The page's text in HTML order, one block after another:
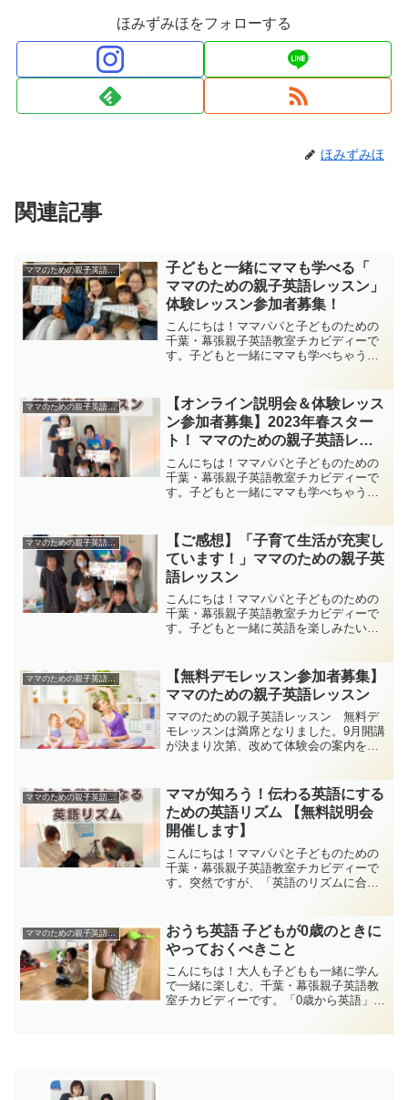
ほみずみほをフォローする
ほみずみほ
関連記事
ママのための親子英語レッスン
子どもと一緒にママも学べる「
ママのための親子英語レッスン」
体験レッスン参加者募集！
こんにちは！ママパパと子どものための
千葉・幕張親子英語教室チカビディーで
す。子どもと一緒にママも学べちゃう
しました！おうちで子どもと一緒に英語
を楽しみたい！でも自分は...
ママのための親子英語レッスン
【オンライン説明会＆体験レッス
ン参加者募集】2023年春スター
ト！ ママのための親子英語レッ
スン
こんにちは！ママパパと子どものための
千葉・幕張親子英語教室チカビディーで
す。子どもと一緒にママも学べちゃう
開始しました！！おうちで子どもと一緒
に英語を楽しみたい！でも...
【ご感想】「子育て生活が充実し
ています！」ママのための親子英
語レッスン
こんにちは！ママパパと子どものための
千葉・幕張親子英語教室チカビディーで
す。子どもと一緒に英語を楽しみたい、
「ママのための親子英語レッスン」昨年9
月に開講した1期にご参加...
ママのための親子英語レッスン
【無料デモレッスン参加者募集】
ママのための親子英語レッスン
ママのための親子英語レッスン 無料デ
モレッスンは満席となりました。9月開講
が決まり次第、改めて体験会の案内をい
ます。→公式LINEの登録はこちらから。
こんにちは！マ...
ママのための親子英語レッスン
ママが知ろう！伝わる英語にする
ための英語リズム 【無料説明会
開催します】
こんにちは！ママパパと子どものための
千葉・幕張親子英語教室チカビディーで
す。突然ですが、「英語のリズムに合わ
り、楽器を鳴らしたりする？」「英語の
歌に合わせて体を動かす...
ママのための親子英語レッスン
おうち英語 子どもが0歳のときに
やっておくべきこと
こんにちは！大人も子どもも一緒に学ん
で一緒に楽しむ、千葉・幕張親子英語教
室チカビディーです。「0歳から英語」っ